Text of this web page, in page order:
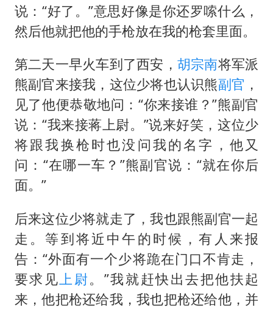
说：“好了。”意思好像是你还罗嗦什么，
然后他就把他的手枪放在我的枪套里面。
第二天一早火车到了西安， 胡宗南将军派
熊副官来接我，这位少将也认识熊副官 ，
见了他便恭敬地问：“你来接谁？”熊副官
说：“我来接蒋上尉。”说来好笑，这位少
将跟我换枪时也没问我的名字，他又
问：“在哪一车？”熊副官说：“就在你后
面。”
后来这位少将就走了，我也跟熊副官一起
走。等到将近中午的时候，有人来报
告：“外面有一个少将跪在门口不肯走，
要求见 上尉。”我就赶快出去把他扶起
来，他把枪还给我，我也把枪还给他，并